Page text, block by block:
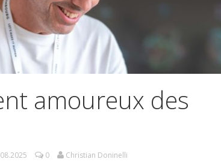
amoureux des
0 Christian Doninelli